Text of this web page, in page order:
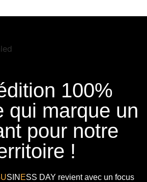
100%
qui marque un
pour notre
!
USIN ESS DAY revient avec un focus